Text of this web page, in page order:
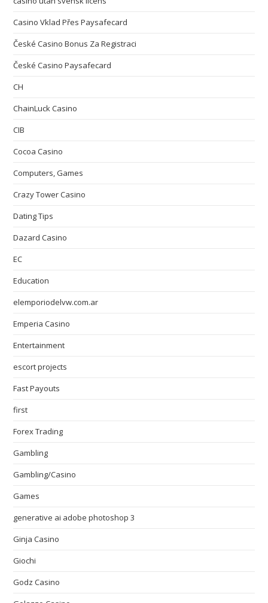
Casino Vklad Přes Paysafecard
České Casino Bonus Za Registraci
České Casino Paysafecard
CH
ChainLuck Casino
CIB
Cocoa Casino
Computers, Games
Crazy Tower Сasino
Dating Tips
Dazard Casino
EC
Education
elemporiodelvw.com.ar
Emperia Casino
Entertainment
escort projects
Fast Payouts
first
Forex Trading
Gambling
Gambling/Casino
Games
generative ai adobe photoshop 3
Ginja Casino
Giochi
Godz Casino